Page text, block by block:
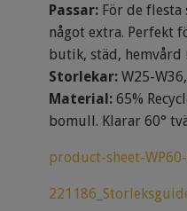
Passar: För de flesta
något extra. Perfekt
butik, städ, hemvård
Storlekar: W25-
Material: 65%
bomull. Klarar 60°
product-sheet-